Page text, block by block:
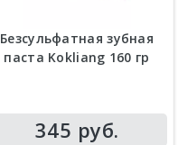
Безсульфатная зубная
паста Kokliang 160 гр
345 руб.